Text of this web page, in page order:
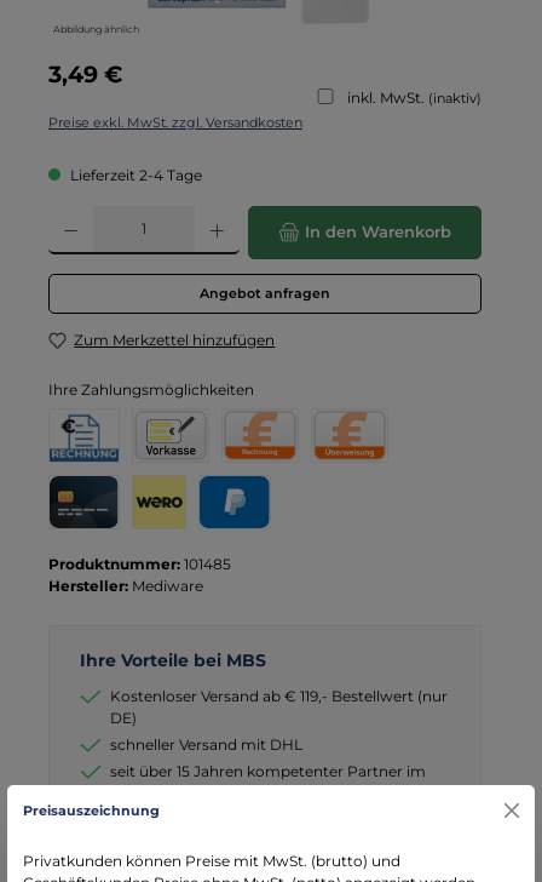
Abbildung ähnlich
Regulärer Preis:
3,49 €
inkl. MwSt. (inaktiv)
Preise exkl. MwSt. zzgl. Versandkosten
Lieferzeit 2-4 Tage
Produkt Anzahl: Gib den gewünschten Wert ein oder benutze die
In den Warenkorb
Angebot anfragen
Zum Merkzettel hinzufügen
Ihre Zahlungsmöglichkeiten
Rechnung
Rechnung für Behörden
Vorkasse
Produktnummer: 101485
Hersteller: Mediware
Ihre Vorteile bei MBS
Kostenloser Versand ab € 119,- Bestellwert (nur
DE)
schneller Versand mit DHL
seit über 15 Jahren kompetenter Partner im
Preisauszeichnung
Privatkunden können Preise mit MwSt. (brutto) und